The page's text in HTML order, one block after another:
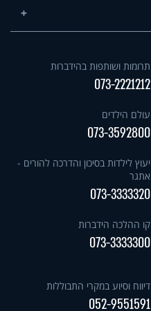
תרומות ושותפות בהידברות
073-2221212
עולם הילדים
073-3592800
יעוץ לילדות בסיכון והדרכה להורים -
אתגר
073-3333320
קו ההלכה הידברות
073-3333300
דיווח וסיוע במקרי התבוללות
052-9551591